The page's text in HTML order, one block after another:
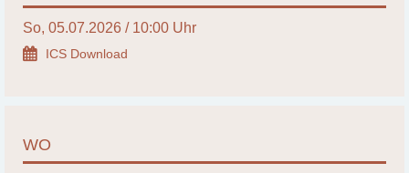
So, 05.07.2026 / 10:00 Uhr
ICS Download
WO